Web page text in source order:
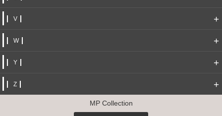
V +
W +
Y +
Z +
MP Collection